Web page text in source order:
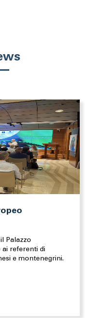
Palazzo
ai referenti di
e montenegrini.